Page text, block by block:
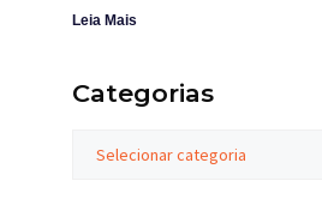
Leia Mais
Categorias